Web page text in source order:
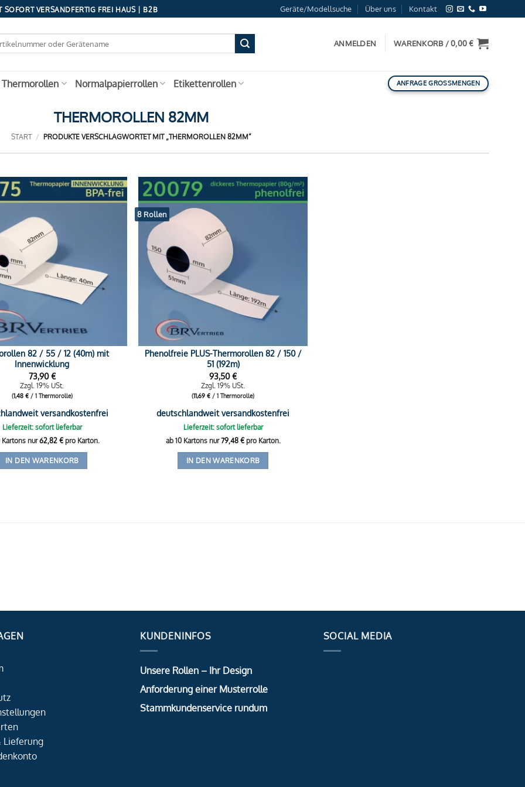
SOFORT VERSANDFERTIG FREI HAUS | B2B Geräte/Modellsuche Über uns Kontakt
ANMELDEN WARENKORB /0,00€
Normalpapierrollen Etikettenrollen ANFRAGE GROSSMENGEN
THERMOROLLEN 82MM
START / PRODUKTE VERSCHLAGWORTET MIT „THERMOROLLEN 82MM“
82 / 55 / 12 (40m) mit
Innenwicklung
73,90€
Zzgl. 19% USt.
(1,48 €/ 1 Thermorolle)
versandkostenfrei
Lieferzeit: sofort lieferbar
Kartons nur62,82€ pro Karton.
IN DEN WARENKORB
8 Rollen
Phenolfreie PLUS-Thermorollen 82 / 150 /
51 (192m)
93,50€
Zzgl. 19% USt.
(11,69€ / 1 Thermorolle)
deutschlandweit versandkostenfrei
Lieferzeit: sofort lieferbar
ab 10 Kartons nur79,48 €pro Karton.
IN DEN WARENKORB
Lieferung
KUNDENINFOS
Unsere Rollen – Ihr Design
Anforderung einer Musterrolle
Stammkundenservice rundum
SOCIAL MEDIA